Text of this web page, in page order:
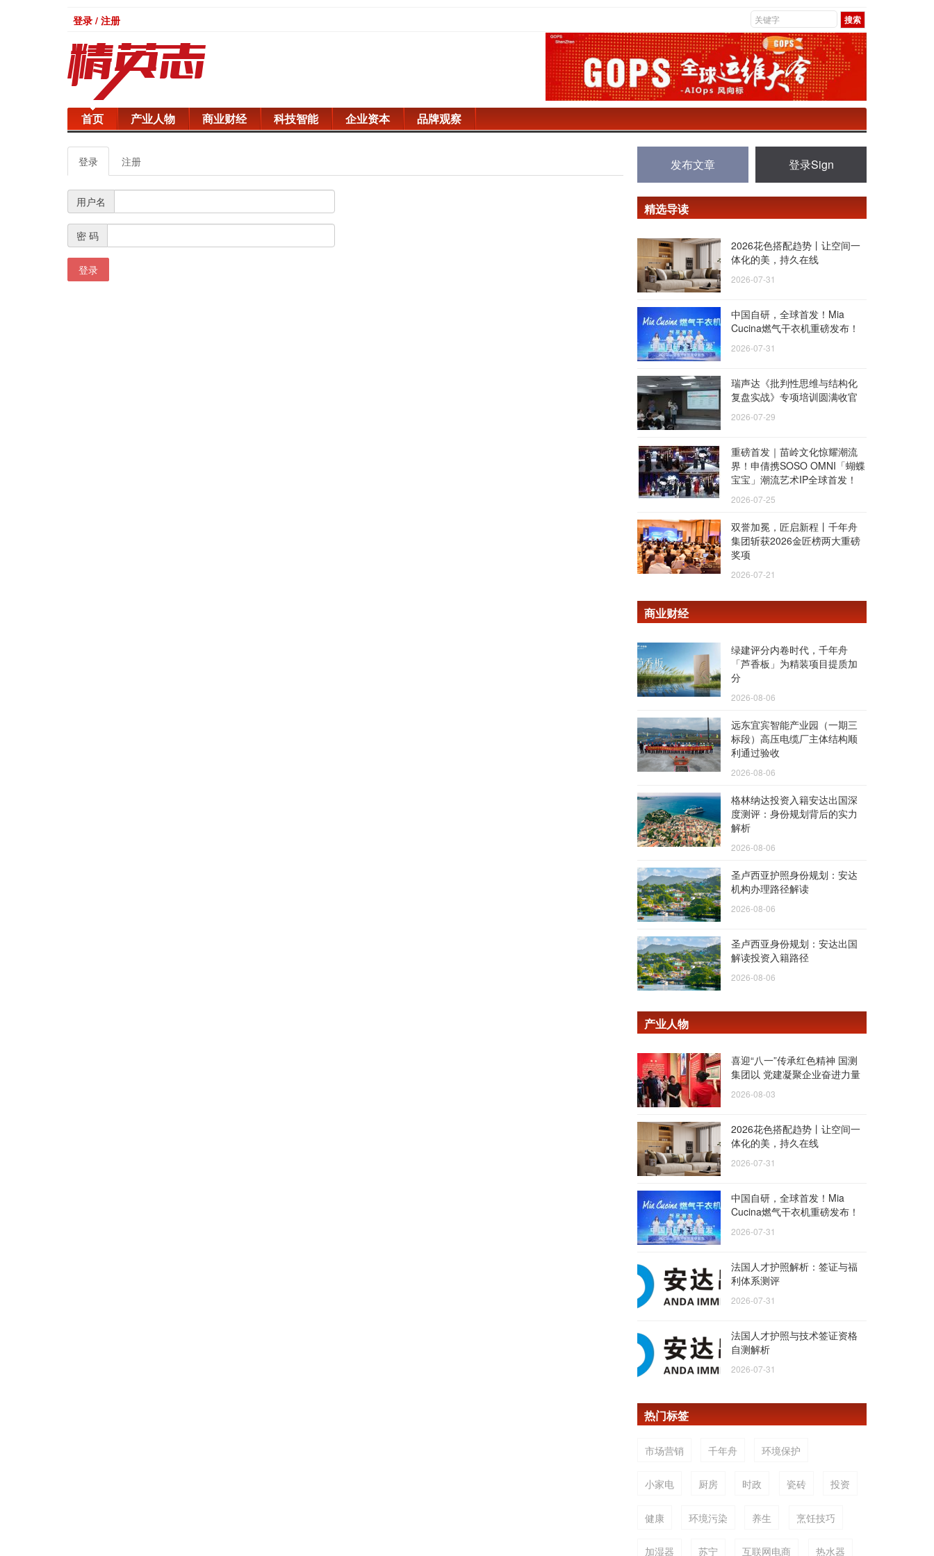
登录 / 注册
首页 产业人物 商业财经 科技智能 企业资本 品牌观察
登录 注册
用户名
密 码
登录
发布文章 登录Sign
精选导读
2026花色搭配趋势丨让空间一
体化的美，持久在线
2026-07-31
中国自研，全球首发！Mia
Cucina燃气干衣机重磅发布！
2026-07-31
瑞声达《批判性思维与结构化
复盘实战》专项培训圆满收官
2026-07-29
重磅首发｜苗岭文化惊耀潮流
界！申倩携SOSO OMNI「蝴蝶
宝宝」潮流艺术IP全球首发！
2026-07-25
双誉加冕，匠启新程丨千年舟
集团斩获2026金匠榜两大重磅
奖项
2026-07-21
商业财经
绿建评分内卷时代，千年舟
「芦香板」为精装项目提质加
分
2026-08-06
远东宜宾智能产业园（一期三
标段）高压电缆厂主体结构顺
利通过验收
2026-08-06
格林纳达投资入籍安达出国深
度测评：身份规划背后的实力
解析
2026-08-06
圣卢西亚护照身份规划：安达
机构办理路径解读
2026-08-06
圣卢西亚身份规划：安达出国
解读投资入籍路径
2026-08-06
产业人物
喜迎“八一”传承红色精神 国测
集团以 党建凝聚企业奋进力量
2026-08-03
2026花色搭配趋势丨让空间一
体化的美，持久在线
2026-07-31
中国自研，全球首发！Mia
Cucina燃气干衣机重磅发布！
2026-07-31
法国人才护照解析：签证与福
利体系测评
2026-07-31
法国人才护照与技术签证资格
自测解析
2026-07-31
热门标签
市场营销 千年舟 环境保护
小家电 厨房 时政 瓷砖 投资
健康 环境污染 养生 烹饪技巧
加湿器 苏宁 互联网电商 热水器